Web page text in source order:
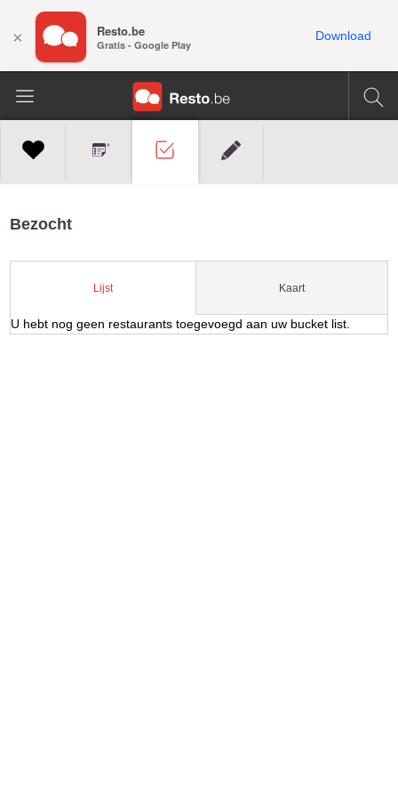
Bezocht
Lijst Kaart
U hebt nog geen restaurants toegevoegd aan uw bucket list.
× Resto.be
Gratis - Google Play
Download